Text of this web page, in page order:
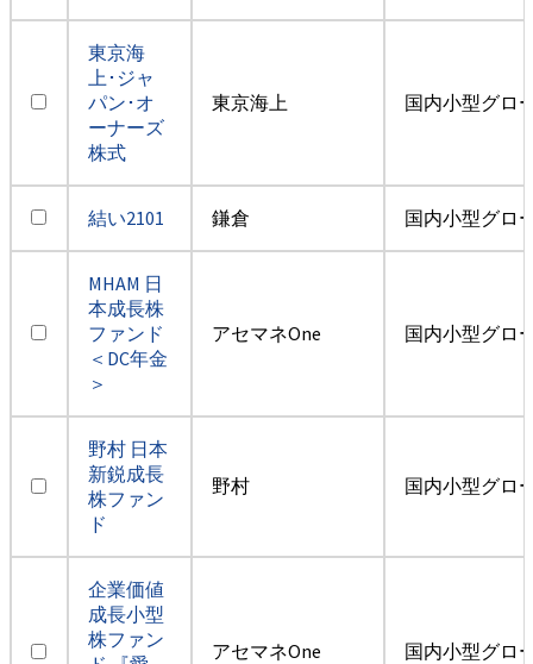
東京海
上･ジャ
パン･オ
ーナーズ
株式
東京海上 国内小型グロ
結い2101 鎌倉 国内小型グロ
MHAM 日
本成長株
ファンド
＜DC年金
＞
アセマネOne 国内小型グロ
野村 日本
新鋭成長
株ファン
ド
野村 国内小型グロ
企業価値
成長小型
株ファン
アセマネOne 国内小型グロ